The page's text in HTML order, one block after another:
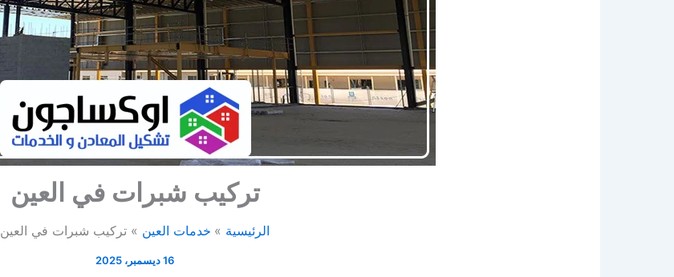
تركيب شبرات في العين
الرئيسية خدمات العين تركيب شبرات في العين
16 ديسمبر، 2025